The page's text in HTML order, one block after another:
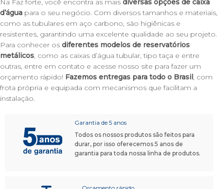
d’água para o seu negócio. Com diversos tamanhos e materiais,
como as tubulares em aço carbono, são higiênicas e
resistentes, garantindo uma excelente qualidade ao seu projeto.
Para conhecer os diferentes modelos de reservatórios
metálicos , como as caixas d’água tubular, tipo taça e entre
outras, entre em contato e acesse nosso site para fazer um
orçamento rápido! Fazemos entregas para todo o Brasil , com
frota própria e equipada com mecanismos que facilitam a
instalação.
Garantia de 5 anos
Todos os nossos produtos são feitos para
durar, por isso oferecemos 5 anos de
garantia para toda nossa linha de produtos.